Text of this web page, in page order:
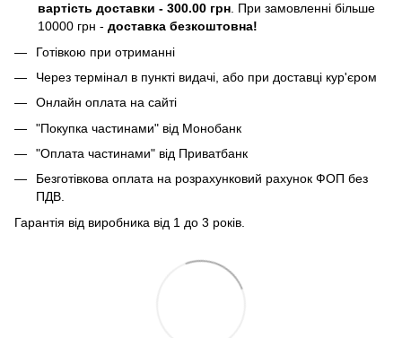
вартість доставки - 300.00 грн . При замовленні більше
10000 грн - доставка безкоштовна!
Готівкою при отриманні
Через термінал в пункті видачі, або при доставці кур'єром
Онлайн оплата на сайті
"Покупка частинами" від Монобанк
"Оплата частинами" від Приватбанк
Безготівкова оплата на розрахунковий рахунок ФОП без
ПДВ.
Гарантія від виробника від 1 до 3 років.